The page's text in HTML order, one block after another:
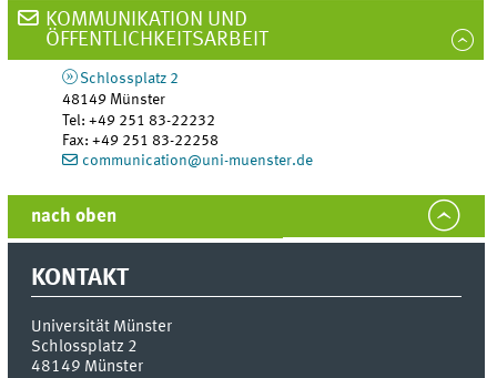
KOMMUNIKATION UND
ÖFFENTLICHKEITSARBEIT
Schlossplatz 2
48149 Münster
Tel:+49 251 83-22232
Fax:+49 251 83-22258
communication@uni-muenster.de
nach oben
KONTAKT
Universität Münster
Schlossplatz 2
48149 Münster